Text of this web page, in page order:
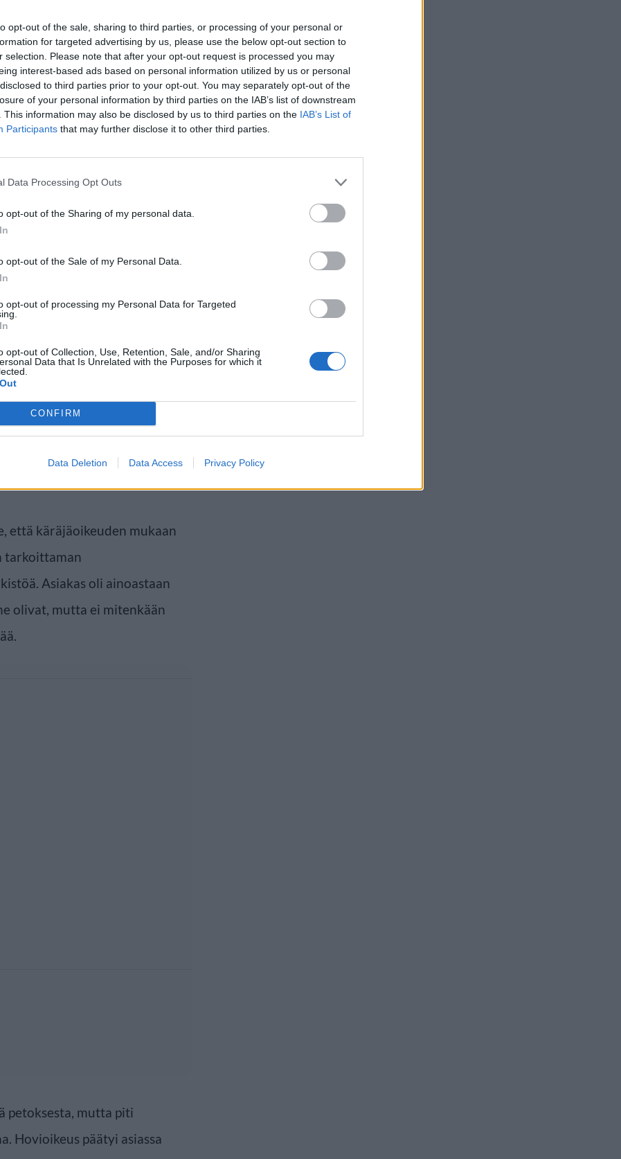
opt-out of the sale, sharing to third parties, or processing of your personal or
for targeted advertising by us, please use the below opt-out section to
selection. Please note that after your opt-out request is processed you may
interest-based ads based on personal information utilized by us or personal
to third parties prior to your opt-out. You may separately opt-out of the
of your personal information by third parties on the IAB’s list of downstream
This information may also be disclosed by us to third parties on the IAB’s List of
Participants that may further disclose it to other third parties.
Data Processing Opt Outs
opt-out of the Sharing of my personal data.
opt-out of the Sale of my Personal Data.
opt-out of processing my Personal Data for Targeted
opt-out of Collection, Use, Retention, Sale, and/or Sharing
Data that Is Unrelated with the Purposes for which it
CONFIRM
Data Deletion Data Access Privacy Policy
sen tahallisesti.
todisteiden perusteella
oikeudetonta taloudellista
että käräjäoikeuden mukaan
tarkoittaman
Asiakas oli ainoastaan
olivat, mutta ei mitenkään
petoksesta, mutta piti
Hovioikeus päätyi asiassa